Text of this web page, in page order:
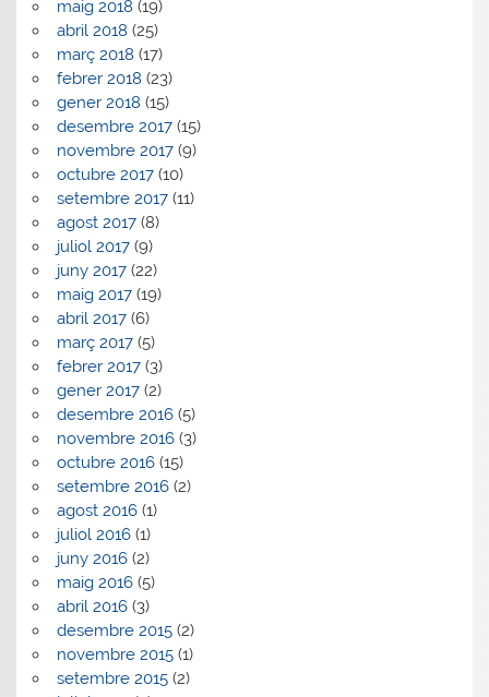
maig 2018 (19)
abril 2018 (25)
març 2018 (17)
febrer 2018 (23)
gener 2018 (15)
desembre 2017(15)
novembre 2017(9)
octubre 2017(10)
setembre 2017(11)
agost 2017(8)
juliol 2017(9)
juny 2017(22)
maig 2017(19)
abril 2017(6)
març 2017(5)
febrer 2017(3)
gener 2017(2)
desembre 2016(5)
novembre 2016(3)
octubre 2016(15)
setembre 2016(2)
agost 2016(1)
juliol 2016(1)
juny 2016(2)
maig 2016(5)
abril 2016(3)
desembre 2015(2)
novembre 2015(1)
setembre 2015(2)